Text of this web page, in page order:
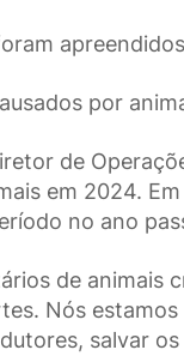
por
de
em 2024.
no ano
de animais
Nós
salvar